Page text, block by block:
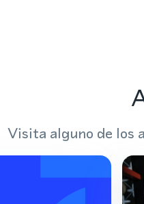
Visita alguno de los